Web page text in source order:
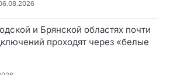
и Брянской областях почти
проходят через «белые